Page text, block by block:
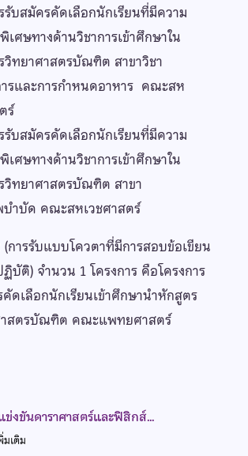
รับสมัครคัดเลือกนักเรียนที่มีความ
เศษทางด้านวิชาการเข้าศึกษาใน
ทยาศาสตรบัณฑิต สาขาวิชา
รและการกำหนดอาหาร คณะสห
ร์
รับสมัครคัดเลือกนักเรียนที่มีความ
เศษทางด้านวิชาการเข้าศึกษาใน
ทยาศาสตรบัณฑิต สาขา
ำบัด คณะสหเวชศาสตร์
การรับแบบโควตาที่มีการสอบข้อเขียน
บัติ) จำนวน 1 โครงการ คือโครงการ
ดเลือกนักเรียนเข้าศึกษานำหักสูตร
สตรบัณฑิต คณะแพทยศาสตร์
ข่งขันดาราศาสตร์และฟิสิกส์…
มเติม